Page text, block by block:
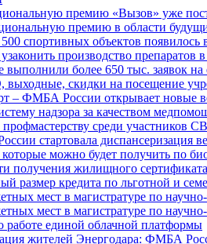
премию «Вызов» уже
премию в области
спортивных объектов появилось
производство препаратов
более 650 тыс. заявок
скидки на посещение
– ФМБА России открывает новые
надзора за качеством
среди участников
стартовала диспансеризация
которые можно будет получить по
получения жилищного
размер кредита по льготной и
мест в магистратуре по
мест в магистратуре по
единой облачной платформы
жителей Энергодара: ФМБА